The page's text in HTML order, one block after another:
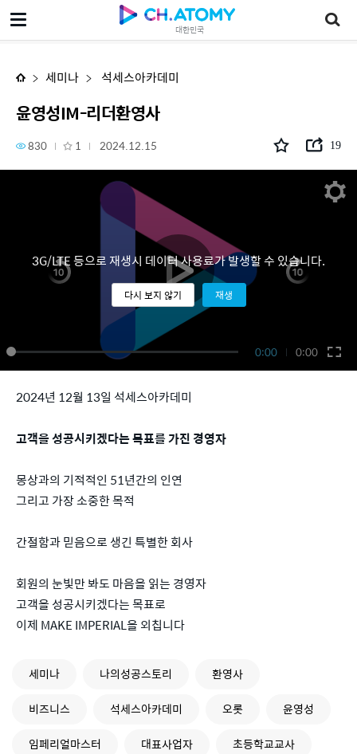
대한민국
윤영성IM-리더환영사
세미나 석세스아카데미
윤영성IM-리더환영사
830 1 2024.12.15 19
0:00 0:00
3G/LTE 등으로 재생시 데이터 사용료가 발생할 수 있습니다.
다시 보지 않기 재생
2024년 12월 13일 석세스아카데미
고객을 성공시키겠다는 목표를 가진 경영자
몽상과의 기적적인 51년간의 인연
그리고 가장 소중한 목적
간절함과 믿음으로 생긴 특별한 회사
회원의 눈빛만 봐도 마음을 읽는 경영자
고객을 성공시키겠다는 목표로
이제 MAKE IMPERIAL을 외칩니다
세미나 나의성공스토리
환영사
비즈니스
석세스아카데미 오롯
윤영성
임페리얼마스터
대표사업자
초등학교교사